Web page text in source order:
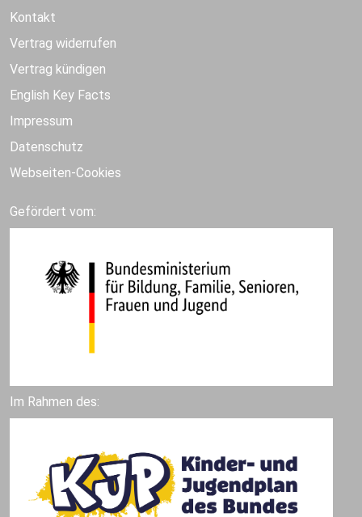
Kontakt
Vertrag widerrufen
Vertrag kündigen
English Key Facts
Impressum
Datenschutz
Webseiten-Cookies
Gefördert vom:
Im Rahmen des: